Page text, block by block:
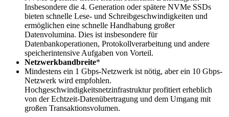
Insbesondere die 4. Generation oder spätere NVMe SSDs
bieten schnelle Lese- und Schreibgeschwindigkeiten und
ermöglichen eine schnelle Handhabung großer
Datenvolumina. Dies ist insbesondere für
Datenbankoperationen, Protokollverarbeitung und andere
speicherintensive Aufgaben von Vorteil.
Netzwerkbandbreite*
Mindestens ein 1 Gbps-Netzwerk ist nötig, aber ein 10 Gbps-
Netzwerk wird empfohlen.
Hochgeschwindigkeitsnetzinfrastruktur profitiert erheblich
von der Echtzeit-Datenübertragung und dem Umgang mit
großen Transaktionsvolumen.